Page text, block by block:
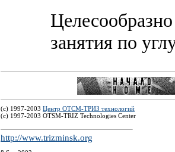
занятия по
(c) 1997-2003 Центр ОТСМ-ТРИЗ технологий
(с) 1997-2003 OTSM-TRIZ Technologies Center
http://www.trizminsk.org